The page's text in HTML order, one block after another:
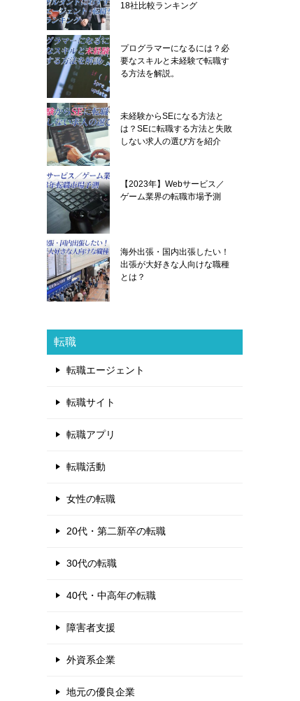
18社比較ランキング
プログラマーになるには？必
要なスキルと未経験で転職す
る方法を解説。
未経験からSEになる方法と
は？SEに転職する方法と失敗
しない求人の選び方を紹介
【2023年】Webサービス／
ゲーム業界の転職市場予測
海外出張・国内出張したい！
出張が大好きな人向けな職種
とは？
転職
転職エージェント
転職サイト
転職アプリ
転職活動
女性の転職
20代・第二新卒の転職
30代の転職
40代・中高年の転職
障害者支援
外資系企業
地元の優良企業